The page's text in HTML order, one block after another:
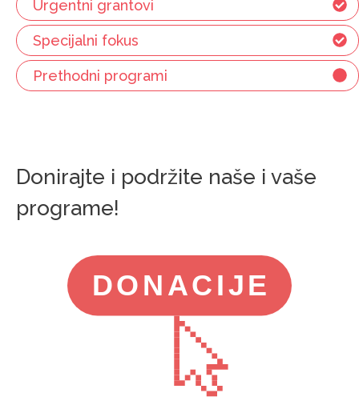
Urgentni grantovi
Specijalni fokus
Prethodni programi
Donirajte i podržite naše i vaše
programe!